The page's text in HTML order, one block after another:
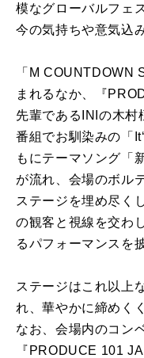
模なグローバルフェ
今の気持ちや意気込
「M COUNTDOWN
まれるなか、『
先輩であるINIの木村
番組でお馴染みの「
もにテーマソング「
が流れ、会場のボル
ステージを埋め尽く
の観客と視線を交わ
るパフォーマンスを
ステージはこれ以上
れ、華やかに締めく
なお、会場内のコン
『PRODUCE 101